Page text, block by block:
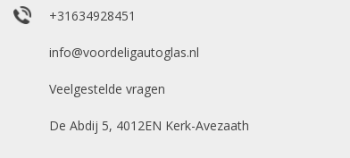
E-mailadres *
+31634928451
info@voordeligautoglas.nl
Veelgestelde vragen
De Abdij 5, 4012EN Kerk-Avezaath